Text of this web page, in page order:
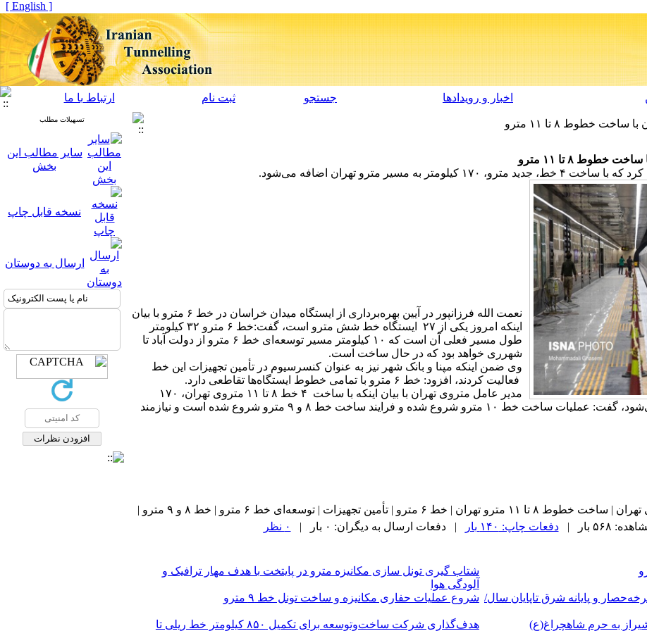
[ English ]
اخبار و رویدادها جستجو ثبت نام ارتباط با ما
به مسیر مترو تهران اضافه می‌شود.
نعمت الله فرزانپور در آیین بهره‌برداری از ایستگاه میدان خراسان در خط ۶ مترو با بیان
اینکه امروز یکی از ۲۷ ایستگاه خط شش مترو است، گفت:خط ۶ مترو ۳۲ کیلومتر
طول مسیر فعلی آن است که ۱۰ کیلومتر مسیر توسعه‌ای خط ۶ مترو از دولت آباد تا
شهرری خواهد بود که در حال ساخت است.
وی ضمن اینکه مپنا و بانک شهر نیز به عنوان کنسرسیوم در تأمین تجهیزات این خط
فعالیت کردند، افزود: خط ۶ مترو با تمامی خطوط ایستگاه‌ها تقاطعی دارد.
مدیر عامل متروی تهران با بیان اینکه با ساخت ۴ خط ۸ تا ۱۱ متروی تهران، ۱۷۰
کیلومتر به شبکه فعلی مترو اضافه می‌شود، گفت: عملیات ساخت خط ۱۰ مترو شروع شده و فرایند ساخت خط ۸ و ‌۹ مترو شروع شده است و نیازمند
تسهیلات مطلب
سایر مطالب این
بخش
نسخه قابل چاپ
ارسال به دوستان
| تأمین تجهیزات | توسعه‌ای خط ۶ مترو | خط ۸ و ‌۹ مترو |
۵۶۸ بار |
دفعات چاپ: ۱۴۰ بار | دفعات ارسال به دیگران: ۰ بار | ۰ نظر
شتاب گیری تونل سازی مکانیزه مترو در پایتخت با هدف مهار ترافیک و
آلودگی هوا
و پایانه شرق تاپایان سال/ شروع عملیات حفاری مکانیزه و ساخت تونل خط ۹ مترو
به حرم شاهچراغ(ع)
هدف‌گذاری شرکت ساخت‌وتوسعه برای تکمیل ۸۵۰ کیلومتر خط ریلی تا